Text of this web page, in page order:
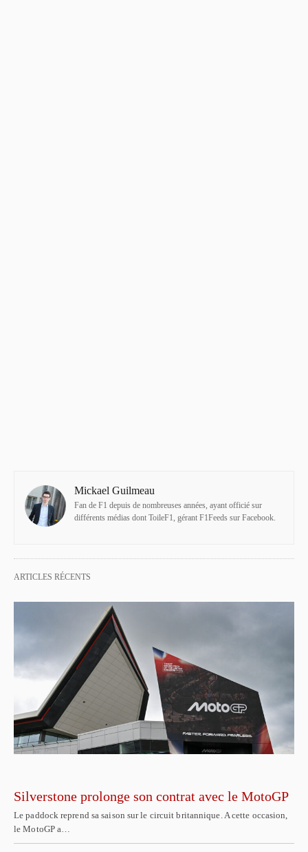
Mickael Guilmeau
Fan de F1 depuis de nombreuses années, ayant officié sur
différents médias dont ToileF1, gérant F1Feeds sur Facebook.
ARTICLES RÉCENTS
Silverstone prolonge son contrat avec le MotoGP
Le paddock reprend sa saison sur le circuit britannique. A cette occasion,
le MotoGP a…